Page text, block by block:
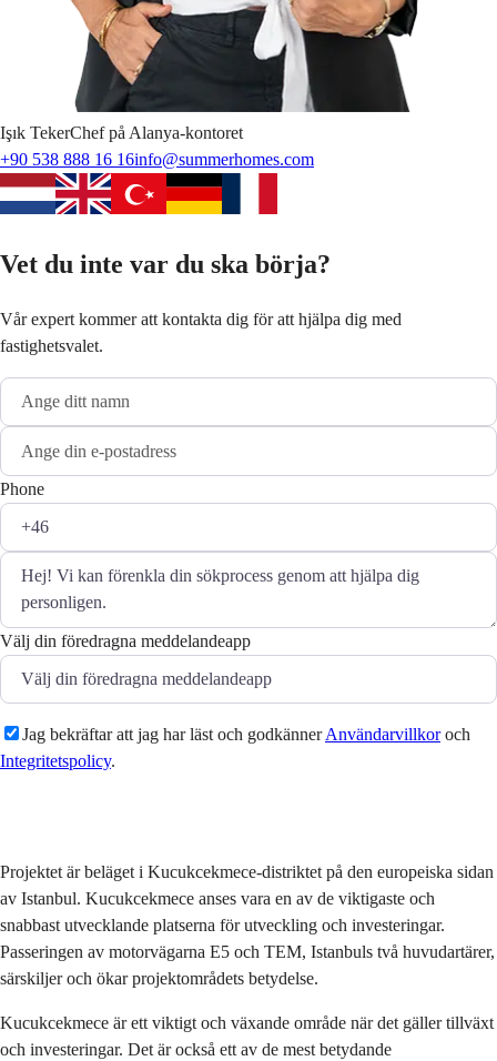
Işık TekerChef på Alanya-kontoret
+90 538 888 16 16info@summerhomes.com
Vet du inte var du ska börja?
Vår expert kommer att kontakta dig för att hjälpa dig med
fastighetsvalet.
Phone
Välj din föredragna meddelandeapp
Jag bekräftar att jag har läst och godkännerAnvändarvillkoroch
Integritetspolicy.
Projektet är beläget i Kucukcekmece-distriktet på den europeiska sidan
av Istanbul. Kucukcekmece anses vara en av de viktigaste och
snabbast utvecklande platserna för utveckling och investeringar.
Passeringen av motorvägarna E5 och TEM, Istanbuls två huvudartärer,
särskiljer och ökar projektområdets betydelse.
Kucukcekmece är ett viktigt och växande område när det gäller tillväxt
och investeringar. Det är också ett av de mest betydande